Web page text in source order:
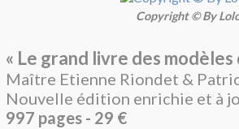
Copyright © By
« Le grand livre des
Maître Etienne Riondet &
Nouvelle édition enrichie et à
997 pages - 29 €